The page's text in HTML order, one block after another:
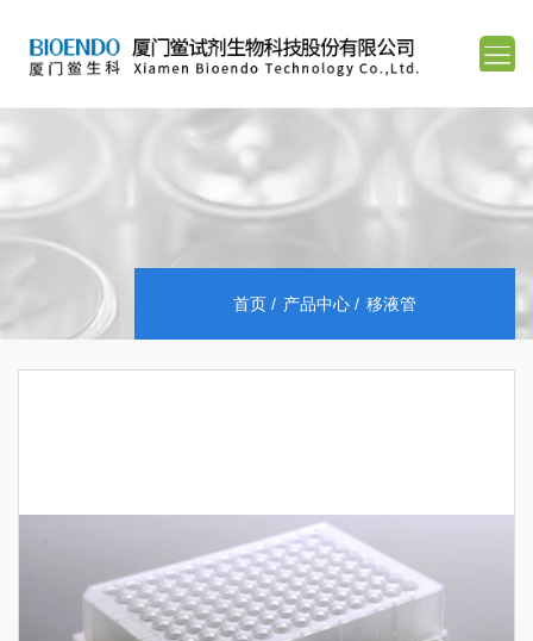
首页 产品中心 移液管